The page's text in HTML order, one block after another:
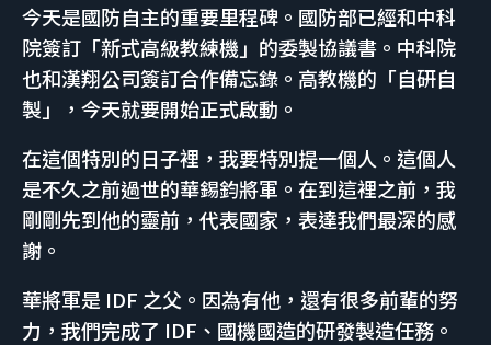
今天是國防自主的重要里程碑。國防部已經和中科
院簽訂「新式高級教練機」的委製協議書。中科院
也和漢翔公司簽訂合作備忘錄。高教機的「自研自
製」，今天就要開始正式啟動。
在這個特別的日子裡，我要特別提一個人。這個人
是不久之前過世的華錫鈞將軍。在到這裡之前，我
剛剛先到他的靈前，代表國家，表達我們最深的感
謝。
華將軍是 IDF 之父。因為有他，還有很多前輩的努
力，我們完成了 IDF、國機國造的研發製造任務。